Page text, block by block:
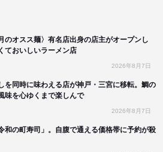
のオスス麺〉有名店出身の店主がオープンし
ておいしいラーメン店
2026年8月7日
を同時に味わえる店が神戸・三宮に移転。鯛の
味を心ゆくまで楽しんで
2026年8月7日
和の町寿司」。自腹で通える価格帯に予約が殺